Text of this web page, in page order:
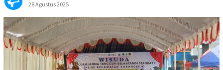
28 Agustus 2025